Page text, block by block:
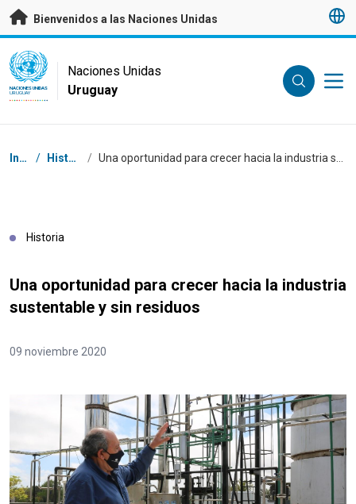
Saltar a contenido principal
Bienvenidos a las Naciones Unidas
UN Logo
NACIONES UNIDAS
URUGUAY
Naciones Unidas
Uruguay
Coordenadas dentro de la ruta de navegación
Inicio / Historias /
Historia
Una oportunidad para crecer hacia la industria
sustentable y sin residuos
09 noviembre 2020